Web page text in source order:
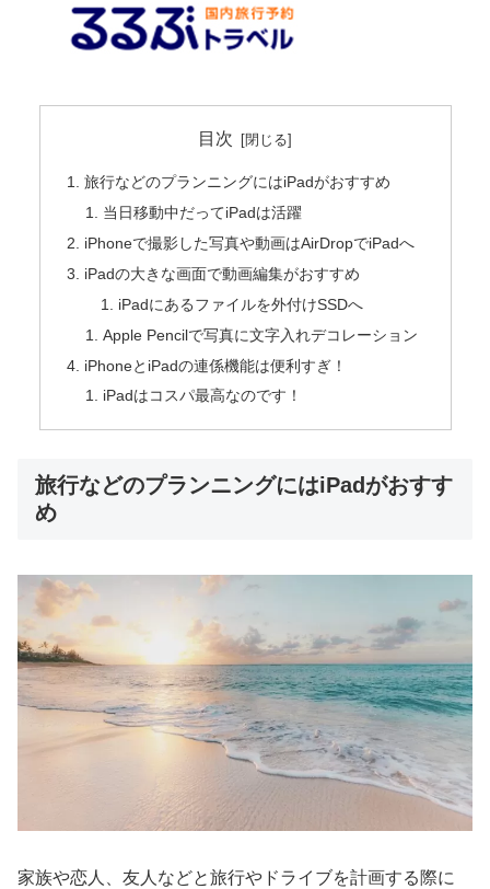
目次
旅行などのプランニングにはiPadがおすすめ
当日移動中だってiPadは活躍
iPhoneで撮影した写真や動画はAirDropでiPadへ
iPadの大きな画面で動画編集がおすすめ
iPadにあるファイルを外付けSSDへ
Apple Pencilで写真に文字入れデコレーション
iPhoneとiPadの連係機能は便利すぎ！
iPadはコスパ最高なのです！
旅行などのプランニングにはiPadがおすす
め
家族や恋人、友人などと旅行やドライブを計画する際に